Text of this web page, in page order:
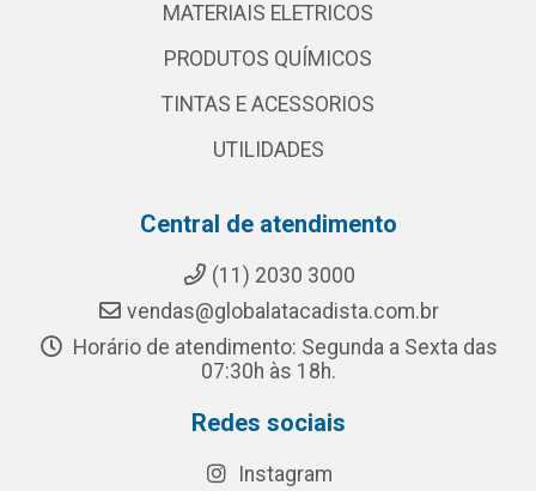
MATERIAIS ELETRICOS
PRODUTOS QUÍMICOS
TINTAS E ACESSORIOS
UTILIDADES
Central de atendimento
(11) 2030 3000
vendas@globalatacadista.com.br
Horário de atendimento: Segunda a Sexta das
07:30h às 18h.
Redes sociais
Instagram